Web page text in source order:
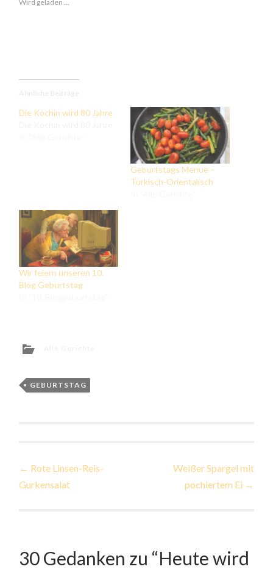
Wird geladen …
Die Köchin wird 80 Jahre
Geburtstags Menue –
Türkisch-Orientalisch
Wir feiern unseren 10.
Blog Geburtstag
GEBURTSTAG
Beitragsnavigation
← Rote Linsen-Reis-
Gurkensalat
Weißer Spargel mit
pochiertem Ei →
30 Gedanken zu “Heute wird